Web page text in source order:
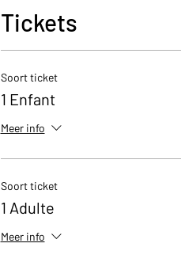
Tickets
Soort ticket
1 Enfant
Meer info
Soort ticket
1 Adulte
Meer info